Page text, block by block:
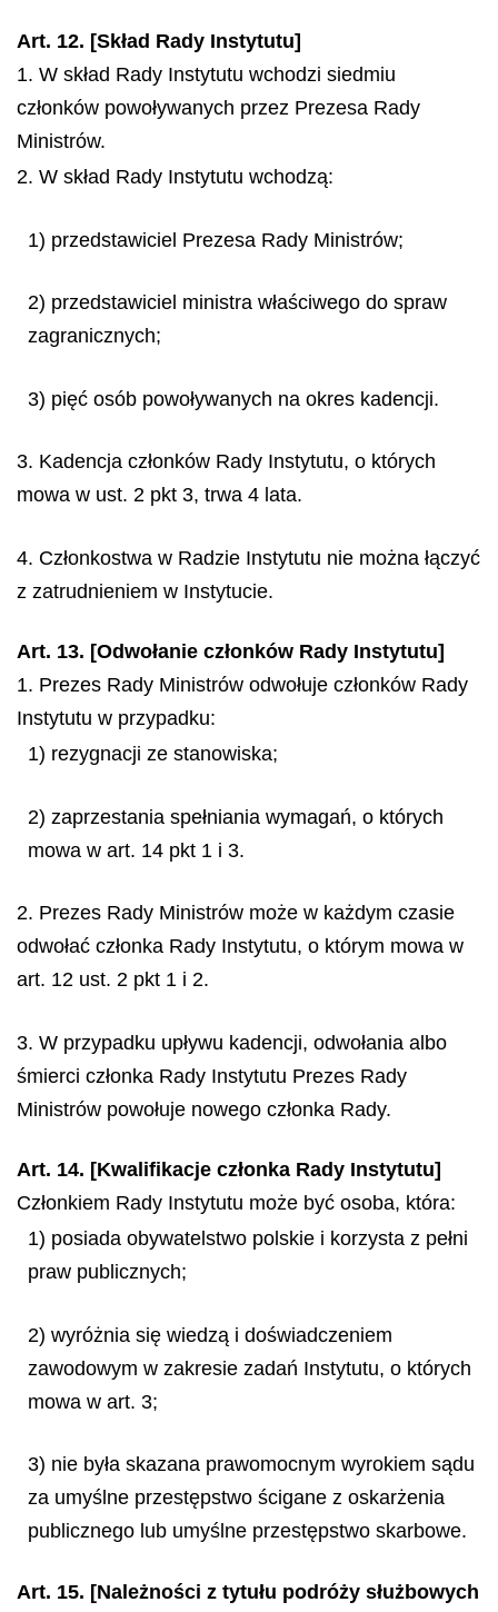
Art. 12. [Skład Rady Instytutu]
1. W skład Rady Instytutu wchodzi siedmiu
członków powoływanych przez Prezesa Rady
Ministrów.
2. W skład Rady Instytutu wchodzą:
1) przedstawiciel Prezesa Rady Ministrów;
2) przedstawiciel ministra właściwego do spraw
zagranicznych;
3) pięć osób powoływanych na okres kadencji.
3. Kadencja członków Rady Instytutu, o których
mowa w ust. 2 pkt 3, trwa 4 lata.
4. Członkostwa w Radzie Instytutu nie można łączyć
z zatrudnieniem w Instytucie.
Art. 13. [Odwołanie członków Rady Instytutu]
1. Prezes Rady Ministrów odwołuje członków Rady
Instytutu w przypadku:
1) rezygnacji ze stanowiska;
2) zaprzestania spełniania wymagań, o których
mowa w art. 14 pkt 1 i 3.
2. Prezes Rady Ministrów może w każdym czasie
odwołać członka Rady Instytutu, o którym mowa w
art. 12 ust. 2 pkt 1 i 2.
3. W przypadku upływu kadencji, odwołania albo
śmierci członka Rady Instytutu Prezes Rady
Ministrów powołuje nowego członka Rady.
Art. 14. [Kwalifikacje członka Rady Instytutu]
Członkiem Rady Instytutu może być osoba, która:
1) posiada obywatelstwo polskie i korzysta z pełni
praw publicznych;
2) wyróżnia się wiedzą i doświadczeniem
zawodowym w zakresie zadań Instytutu, o których
mowa w art. 3;
3) nie była skazana prawomocnym wyrokiem sądu
za umyślne przestępstwo ścigane z oskarżenia
publicznego lub umyślne przestępstwo skarbowe.
Art. 15. [Należności z tytułu podróży służbowych